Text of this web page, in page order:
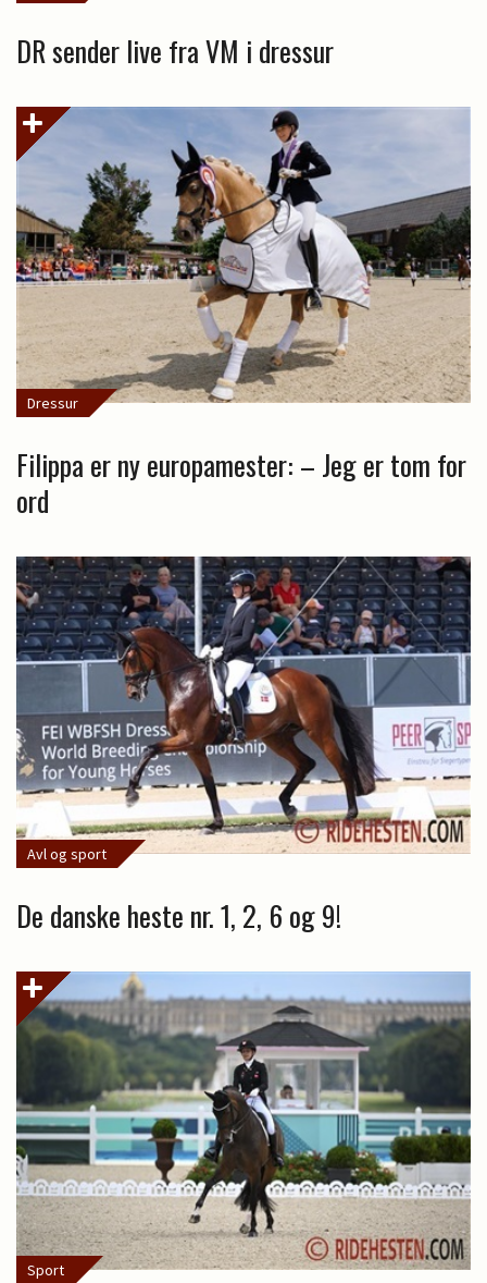
DR sender live fra VM i dressur
Dressur
Filippa er ny europamester: – Jeg er tom for
ord
Avl og sport
De danske heste nr. 1, 2, 6 og 9!
Sport